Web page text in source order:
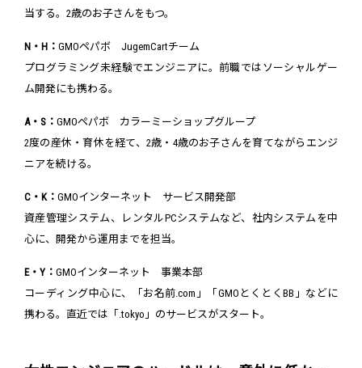
当する。2歳のお子さんをもつ。
N・H： GMOペパボ JugemCartチーム
プログラミング未経験でエンジニアに。前職ではソーシャルゲー
ム開発にも携わる。
A・S： GMOペパボ カラーミーショップグループ
2度の産休・育休を経て、2歳・4歳のお子さんを育てながらエンジ
ニアを続ける。
C・K： GMOインターネット サービス開発部
資産管理システム、レンタルPCシステムなど、社内システムを中
心に、開発から運用までを担当。
E・Y： GMOインターネット 事業本部
コーディング中心に、「お名前.com」「GMOとくとくBB」などに
携わる。直近では「.tokyo」のサービスがスタート。